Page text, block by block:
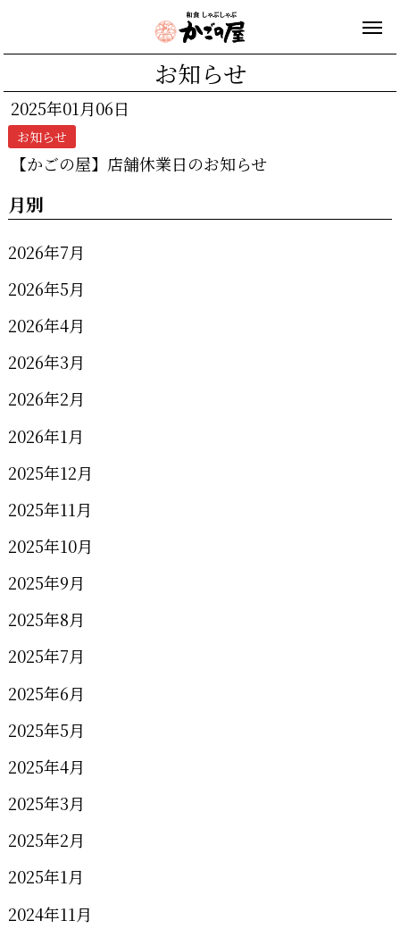
お知らせ
2025年01月06日
お知らせ
【かごの屋】店舗休業日のお知らせ
月別
2026年7月
2026年5月
2026年4月
2026年3月
2026年2月
2026年1月
2025年12月
2025年11月
2025年10月
2025年9月
2025年8月
2025年7月
2025年6月
2025年5月
2025年4月
2025年3月
2025年2月
2025年1月
2024年11月